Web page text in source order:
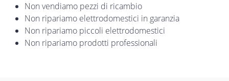
Non vendiamo pezzi di ricambio
Non ripariamo elettrodomestici in garanzia
Non ripariamo piccoli elettrodomestici
Non ripariamo prodotti professionali